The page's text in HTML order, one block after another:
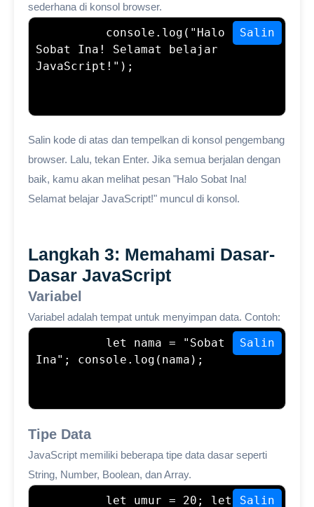
sederhana di konsol browser.
console.log("Halo
Sobat Ina! Selamat belajar
JavaScript!");
Salin
Salin kode di atas dan tempelkan di konsol pengembang
browser. Lalu, tekan Enter. Jika semua berjalan dengan
baik, kamu akan melihat pesan "Halo Sobat Ina!
Selamat belajar JavaScript!" muncul di konsol.
Langkah 3: Memahami Dasar-
Dasar JavaScript
Variabel
Variabel adalah tempat untuk menyimpan data. Contoh:
let nama = "Sobat
Ina"; console.log(nama);
Salin
Tipe Data
JavaScript memiliki beberapa tipe data dasar seperti
String, Number, Boolean, dan Array.
let umur = 20; let
Salin